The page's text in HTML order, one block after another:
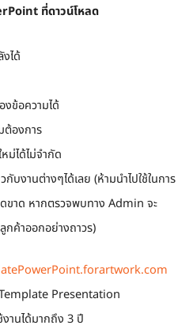
ที่ดาวน์โหลด
ได้
ข้อความได้
ต้องการ
ม่ได้ไม่จำกัด
กับงานต่างๆได้เลย (ห้ามนำไปใช้ในการ
ขาด หากตรวจพบทาง Admin จะ
กค้าออกอย่างถาวร)
Template Presentation
านได้มากถึง 3 ปี